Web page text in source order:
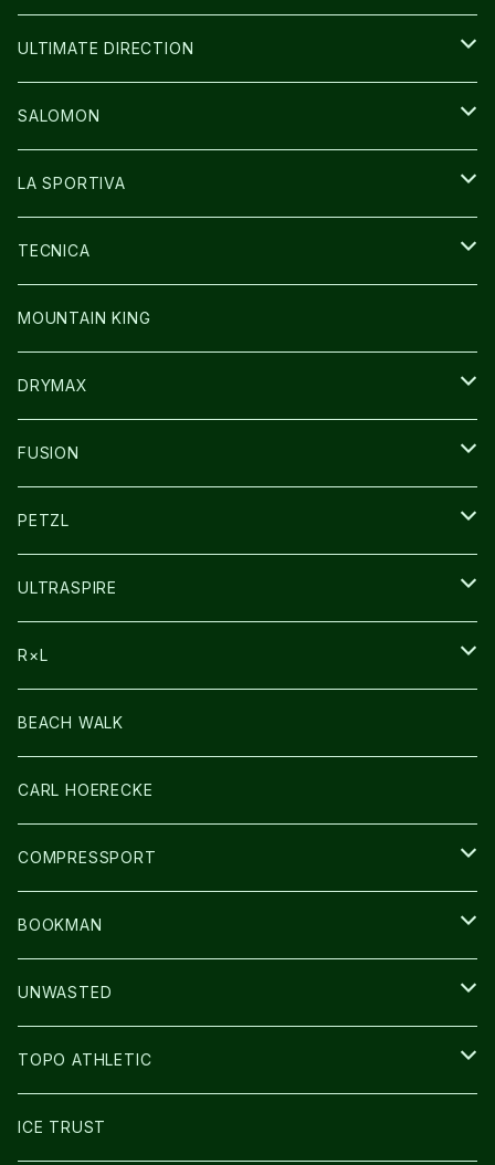
BAG
BAG
GLOVE
WEAR
CAP/HAT
ULTIMATE DIRECTION
BAG
GLOVE
SOCKS
その他GOODS
SALOMON
SHOES
BAG
WEAR
GLOVE
LA SPORTIVA
SHOES
WEAR
CAP/HAT
TECNICA
SHOES
MOUNTAIN KING
DRYMAX
SOCKS
FUSION
その他GOODS
PETZL
HEADLAMP
ULTRASPIRE
BAG
LIGHT
R×L
SOCKS・LEGWARMER
アームカバー
GLOVE
BEACH WALK
CARL HOERECKE
COMPRESSPORT
CAP/HAT
BAG
BOOKMAN
LIGHT
UNWASTED
GLOVE
TOPO ATHLETIC
SHOES
ICE TRUST